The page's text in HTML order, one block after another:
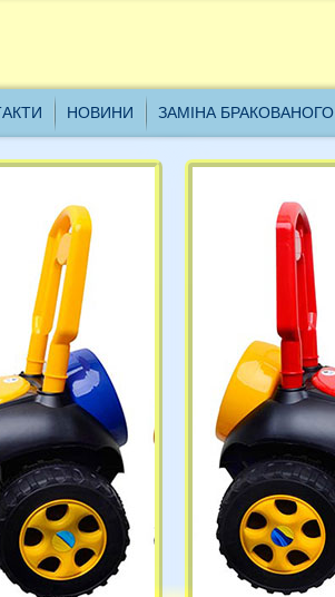
НОВИНИ ЗАМІНА БРАКОВАНОГО
проводить інвентаризацію з
включно, всі замовлення будуть